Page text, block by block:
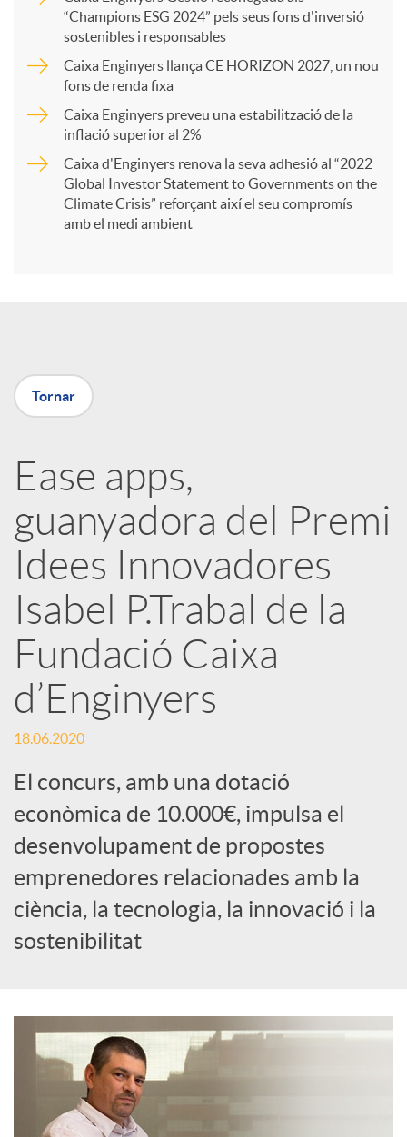
r
X
a
r
x
e
s
S
o
c
i
a
l
s
“Champions ESG 2024” pels seus fons d'inversió
sostenibles i responsables
Caixa Enginyers llança CE HORIZON 2027, un nou
fons de renda fixa
Caixa Enginyers preveu una estabilització de la
inflació superior al 2%
Caixa d'Enginyers renova la seva adhesió al “2022
Global Investor Statement to Governments on the
Climate Crisis” reforçant així el seu compromís
amb el medi ambient
Tornar
Ease apps,
guanyadora del Premi
Idees Innovadores
Isabel P.Trabal de la
Fundació Caixa
d’Enginyers
18.06.2020
El concurs, amb una dotació
econòmica de 10.000€, impulsa el
desenvolupament de propostes
emprenedores relacionades amb la
ciència, la tecnologia, la innovació i la
sostenibilitat